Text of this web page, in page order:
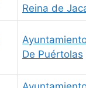
Reina de
De Puértolas